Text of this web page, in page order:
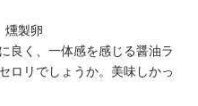
燻製卵
良く、一体感を感じる醤油ラ
ロリでしょうか。美味しかっ